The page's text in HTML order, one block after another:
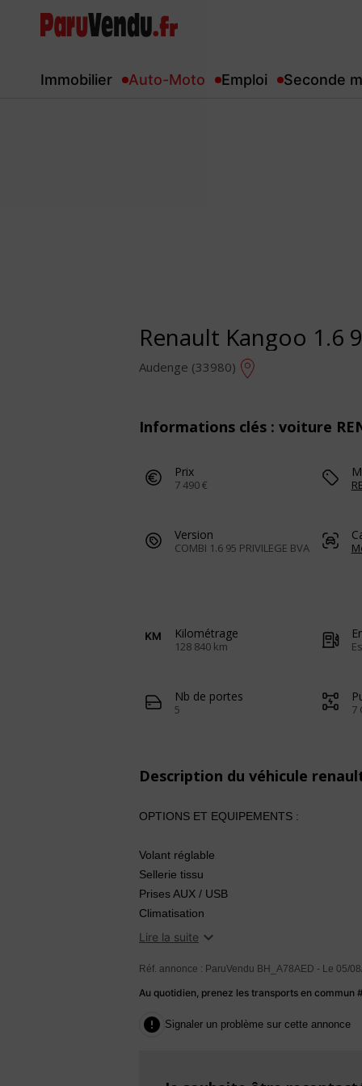
Immobilier Auto-Moto Emploi Seconde
Renault Kangoo 1.6
Audenge (33980)
Informations clés : voiture
Prix
7 490 €
Version
COMBI 1.6 95 PRIVILEGE BVA
Kilométrage
128 840 km
Nb de portes
5 7
Description du véhicule
OPTIONS ET EQUIPEMENTS :
Volant réglable
Sellerie tissu
Prises AUX / USB
Climatisation
Régulateur / Limiteur de vitesse
Roue de secours / Kit gonfleur
Lire la suite 
Réf. annonce : ParuVendu BH_A78AED - Le 05/
Au quotidien, prenez les transports en commun
 Signaler un problème sur cette annonce